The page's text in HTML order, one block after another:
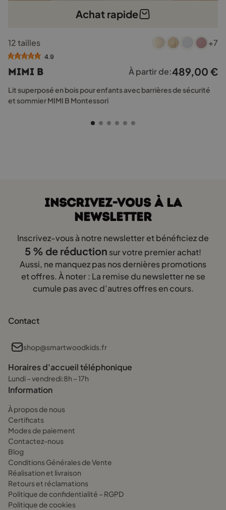
Achat rapide
produit
a
variations.
Les
options
12 tailles +7
4.9
MIMI B À partir de:489,00 €
Lit superposé en bois pour enfants avec barrières de sécurité
et sommier MIMI B Montessori
INSCRIVEZ-VOUS À LA
NEWSLETTER
Inscrivez-vous à notre newsletter et bénéficiez de
5 % de réduction sur votre premier achat!
Aussi, ne manquez pas nos dernières promotions
et offres. À noter : La remise du newsletter ne se
cumule pas avec d’autres offres en cours.
Contact
shop@smartwoodkids.fr
Horaires d'accueil téléphonique
Lundi – vendredi:8h – 17h
Information
À propos de nous
Certificats
Modes de paiement
Contactez-nous
Blog
Conditions Générales de Vente
Réalisation et livraison
Retours et réclamations
Politique de confidentialité – RGPD
Politique de cookies